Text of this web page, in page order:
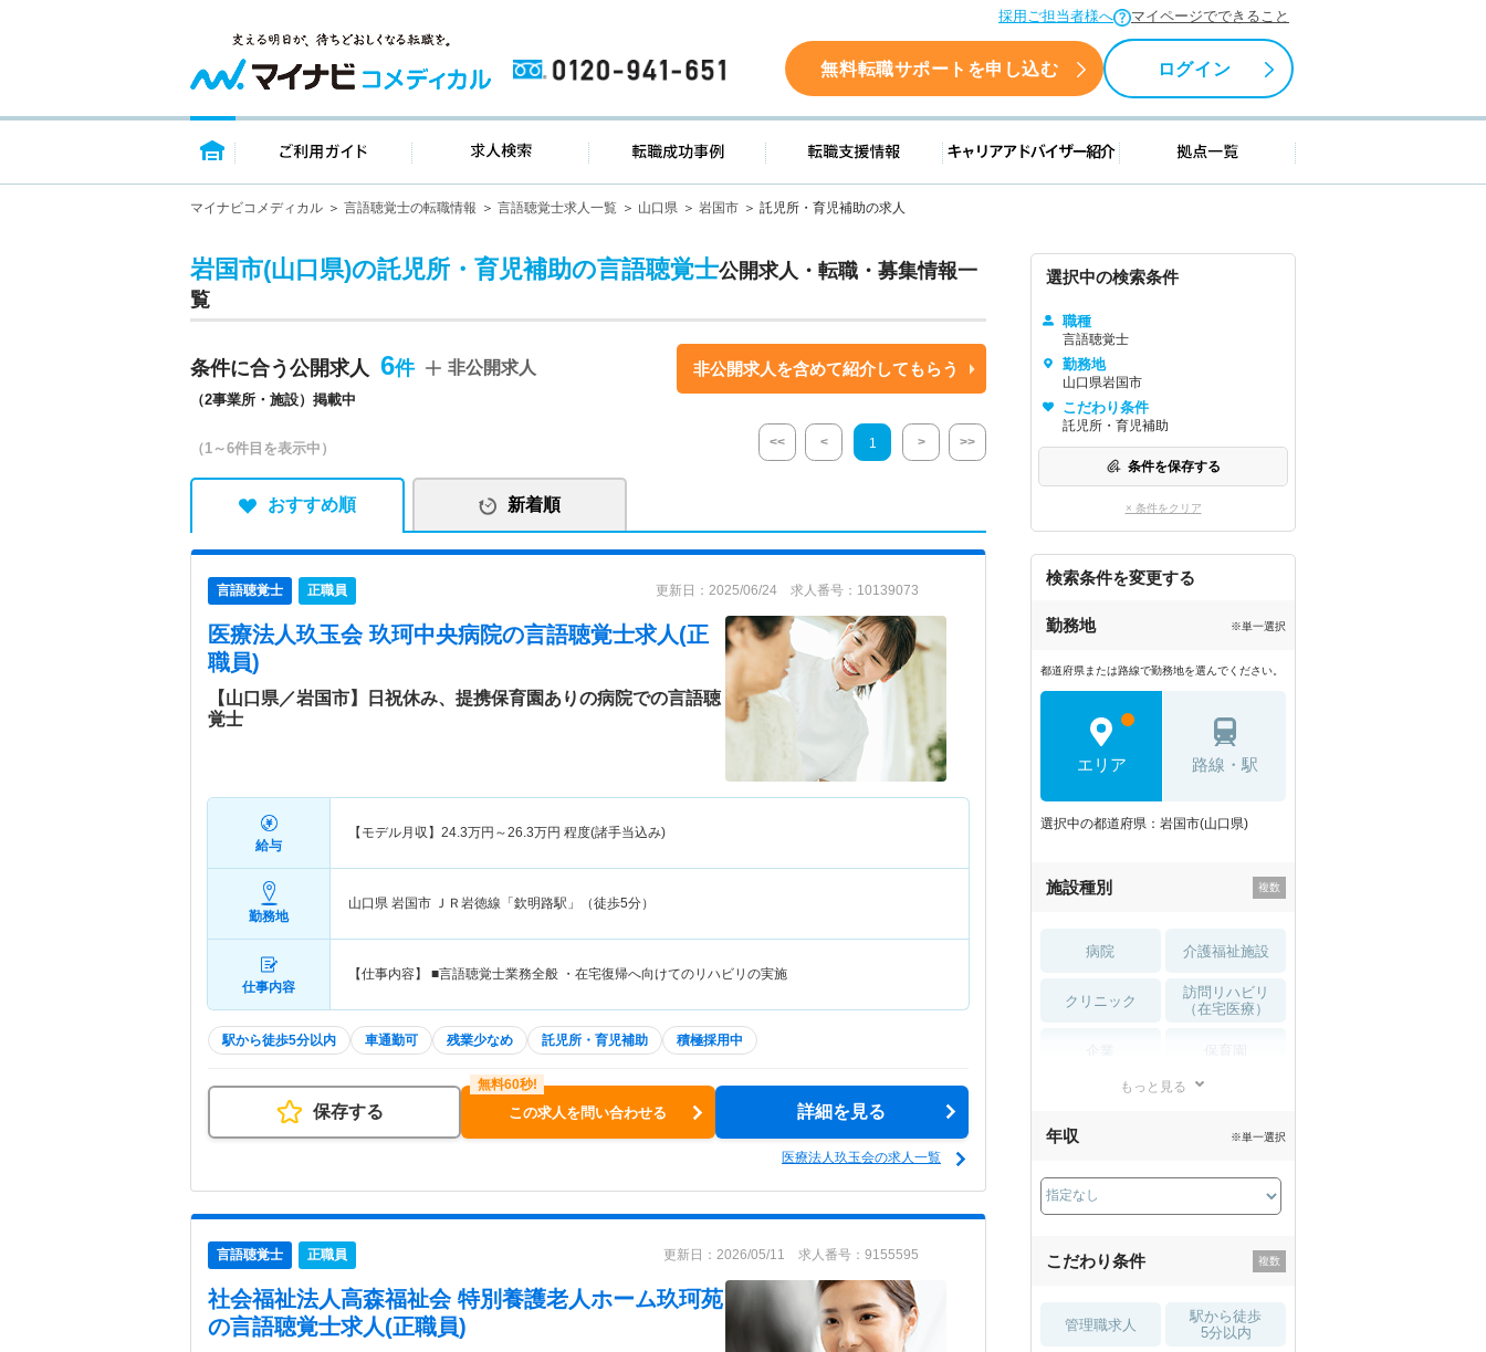
採用ご担当者様へ マイページでできること
0120-941-651 無料転職サポートを申し込む ログイン
トップページ ご利用ガイド 求人検索 転職成功事例 転職支援情報 キャリアアドバイザー紹介 拠点一覧
マイナビコメディカル 言語聴覚士の転職情報 言語聴覚士求人一覧 山口県 岩国市 託児所・育児補助の求人
岩国市(山口県)の託児所・育児補助の言語聴覚士公開求人・転職・募集情報一
覧
条件に合う公開求人 6
（2事業所・施設）掲載中
非公開求人 非公開求人を含めて紹介してもらう
（1～6件目を表示中） << < 1 > >>
おすすめ順 新着順
言語聴覚士 正職員 更新日：2025/06/24 求人番号：10139073
医療法人玖玉会 玖珂中央病院の言語聴覚士求人(正
職員)
【山口県／岩国市】日祝休み、提携保育園ありの病院での言語聴
覚士
給与
【モデル月収】 24.3万円～26.3万円 程度(諸手当込み)
勤務地
山口県 岩国市 ＪＲ岩徳線「欽明路駅」（徒歩5分）
仕事内容
【仕事内容】 ■言語聴覚士業務全般 ・在宅復帰へ向けてのリハビリの実施
駅から徒歩5分以内 車通勤可 残業少なめ 託児所・育児補助 積極採用中
保存する この求人を問い合わせる 詳細を見る
医療法人玖玉会の求人一覧
言語聴覚士 正職員 更新日：2026/05/11 求人番号：9155595
社会福祉法人高森福祉会 特別養護老人ホーム玖珂苑
の言語聴覚士求人(正職員)
選択中の検索条件
職種
言語聴覚士
勤務地
山口県岩国市
こだわり条件
託児所・育児補助
条件を保存する
× 条件をクリア
検索条件を変更する
勤務地 ※単一選択
都道府県または路線で勤務地を選んでください。
エリア 路線・駅
選択中の都道府県：岩国市(山口県)
施設種別
病院 介護福祉施設
クリニック
訪問リハビリ
（在宅医療）
薬局・
もっと見る
年収 ※単一選択
こだわり条件
管理職求人
駅から徒歩
5分以内